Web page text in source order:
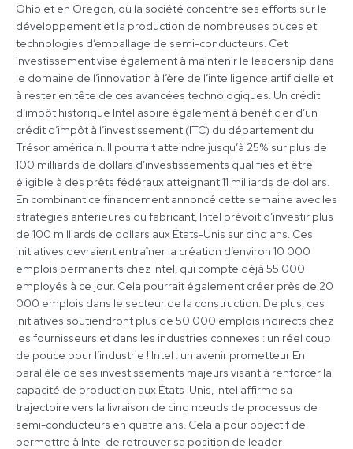
Ohio et en Oregon, où la société concentre ses efforts sur le
développement et la production de nombreuses puces et
technologies d’emballage de semi-conducteurs. Cet
investissement vise également à maintenir le leadership dans
le domaine de l’innovation à l’ère de l’intelligence artificielle et
à rester en tête de ces avancées technologiques. Un crédit
d’impôt historique Intel aspire également à bénéficier d’un
crédit d’impôt à l’investissement (ITC) du département du
Trésor américain. Il pourrait atteindre jusqu’à 25% sur plus de
100 milliards de dollars d’investissements qualifiés et être
éligible à des prêts fédéraux atteignant 11 milliards de dollars.
En combinant ce financement annoncé cette semaine avec les
stratégies antérieures du fabricant, Intel prévoit d’investir plus
de 100 milliards de dollars aux États-Unis sur cinq ans. Ces
initiatives devraient entraîner la création d’environ 10 000
emplois permanents chez Intel, qui compte déjà 55 000
employés à ce jour. Cela pourrait également créer près de 20
000 emplois dans le secteur de la construction. De plus, ces
initiatives soutiendront plus de 50 000 emplois indirects chez
les fournisseurs et dans les industries connexes : un réel coup
de pouce pour l’industrie ! Intel : un avenir prometteur En
parallèle de ses investissements majeurs visant à renforcer la
capacité de production aux États-Unis, Intel affirme sa
trajectoire vers la livraison de cinq nœuds de processus de
semi-conducteurs en quatre ans. Cela a pour objectif de
permettre à Intel de retrouver sa position de leader